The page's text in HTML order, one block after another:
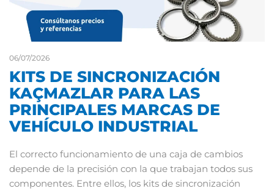
06/07/2026
KITS DE SINCRONIZACIÓN
KAÇMAZLAR PARA LAS
PRINCIPALES MARCAS DE
VEHÍCULO INDUSTRIAL
El correcto funcionamiento de una caja de cambios
depende de la precisión con la que trabajan todos sus
componentes. Entre ellos, los kits de sincronización